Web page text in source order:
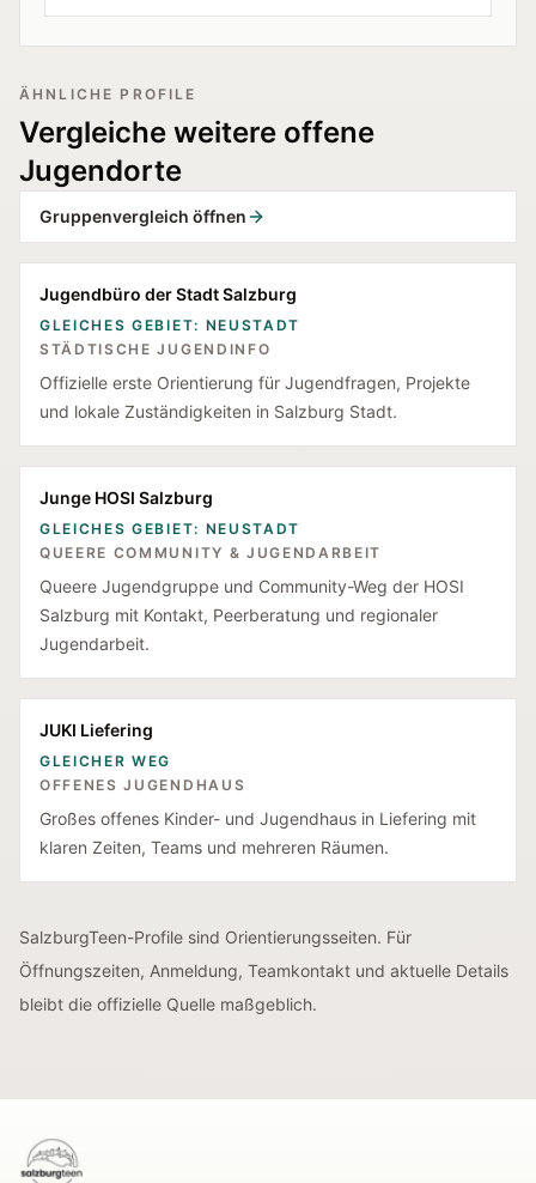
ÄHNLICHE PROFILE
Vergleiche weitere offene
Jugendorte
Gruppenvergleich öffnen
Jugendbüro der Stadt Salzburg
GLEICHES GEBIET: NEUSTADT
STÄDTISCHE JUGENDINFO
Offizielle erste Orientierung für Jugendfragen, Projekte
und lokale Zuständigkeiten in Salzburg Stadt.
Junge HOSI Salzburg
GLEICHES GEBIET: NEUSTADT
QUEERE COMMUNITY & JUGENDARBEIT
Queere Jugendgruppe und Community-Weg der HOSI
Salzburg mit Kontakt, Peerberatung und regionaler
Jugendarbeit.
JUKI Liefering
GLEICHER WEG
OFFENES JUGENDHAUS
Großes offenes Kinder- und Jugendhaus in Liefering mit
klaren Zeiten, Teams und mehreren Räumen.
SalzburgTeen-Profile sind Orientierungsseiten. Für
Öffnungszeiten, Anmeldung, Teamkontakt und aktuelle Details
bleibt die offizielle Quelle maßgeblich.
SalzburgTeen